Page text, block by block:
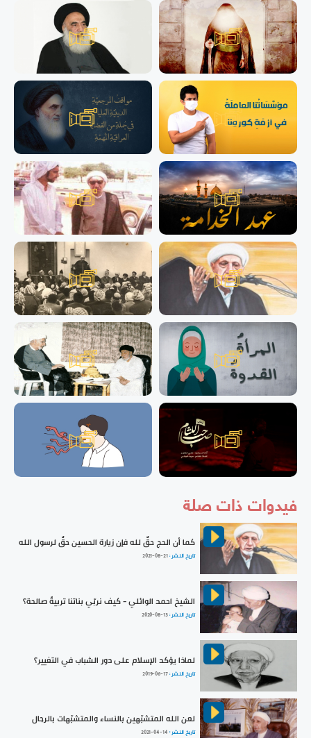
فيدوات ذات صلة
كما أن الحج حقٌّ لله فإن زيارة الحسين حقٌّ لرسول الله
تاريخ النشر :2021-08-21
الشيخ احمد الوائلي - كيف نربّي بناتنا تربيةً صالحة؟
تاريخ النشر :2020-08-13
لماذا يؤكد الإسلام على دور الشباب في التغيير؟
تاريخ النشر :2019-06-17
لعن الله المتشبّهين بالنساء والمتشبّهات بالرجال
تاريخ النشر : 2021-04-14